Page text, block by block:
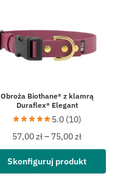
Obroża Biothane® z klamrą
Duraflex® Elegant
5.0 (10)
57,00zł– 75,00zł
Skonfiguruj produkt